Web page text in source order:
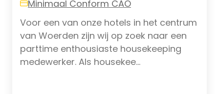
Minimaal Conform CAO
Voor een van onze hotels in het centrum
van Woerden zijn wij op zoek naar een
parttime enthousiaste housekeeping
medewerker. Als housekee...